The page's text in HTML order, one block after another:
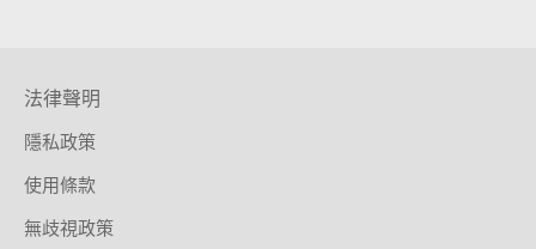
法律聲明
隱私政策
使用條款
無歧視政策